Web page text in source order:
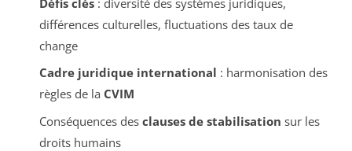
différences culturelles, fluctuations des taux de
change
Cadre juridique international : harmonisation des
règles de la CVIM
Conséquences des clauses de stabilisation sur les
droits humains